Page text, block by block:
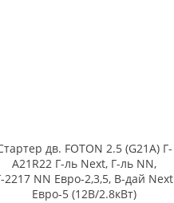
дв. FOTON 2.5 (G21A) Г-
А21R22 Г-ль Next, Г-ль NN,
2217 NN Евро-2,3,5, В-дай Next
Евро-5 (12В/2.8кВт)